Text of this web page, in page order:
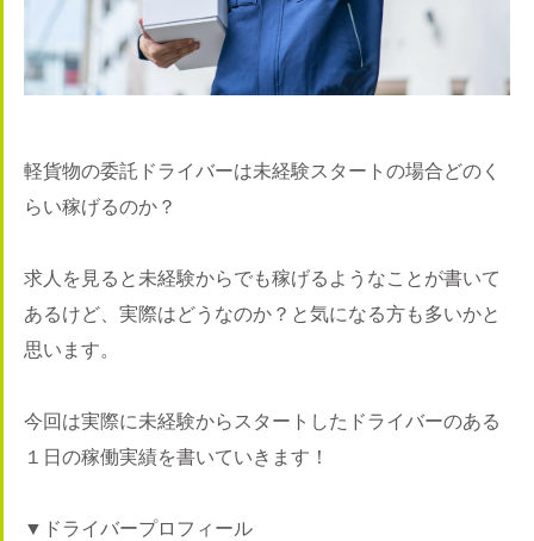
軽貨物の委託ドライバーは未経験スタートの場合どのく
らい稼げるのか？
求人を見ると未経験からでも稼げるようなことが書いて
あるけど、実際はどうなのか？と気になる方も多いかと
思います。
今回は実際に未経験からスタートしたドライバーのある
１日の稼働実績を書いていきます！
▼ドライバープロフィール